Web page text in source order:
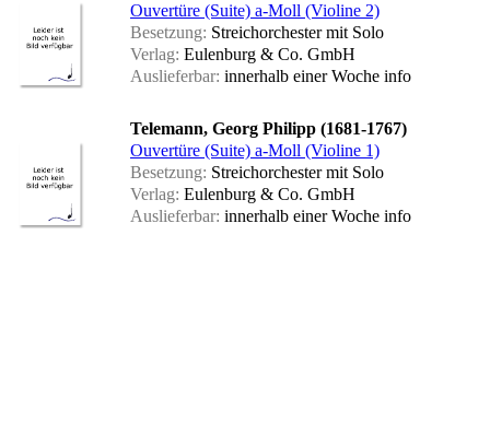
Ouvertüre (Suite) a-Moll (Violine 2)
Besetzung: Streichorchester mit Solo
Verlag: Eulenburg & Co. GmbH
Auslieferbar: innerhalb einer Woche info
Telemann, Georg Philipp (1681-1767)
Ouvertüre (Suite) a-Moll (Violine 1)
Besetzung: Streichorchester mit Solo
Verlag: Eulenburg & Co. GmbH
Auslieferbar: innerhalb einer Woche info